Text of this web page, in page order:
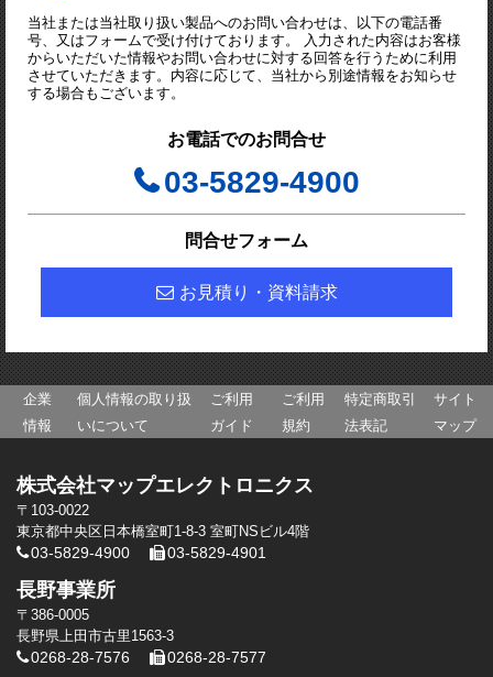
当社または当社取り扱い製品へのお問い合わせは、以下の電話番
号、又はフォームで受け付けております。 入力された内容はお客様
からいただいた情報やお問い合わせに対する回答を行うために利用
させていただきます。内容に応じて、当社から別途情報をお知らせ
する場合もございます。
お電話でのお問合せ
03-5829-4900
問合せフォーム
お見積り・資料請求
企業
情報
個人情報の取り扱
いについて
ご利用
ガイド
ご利用
規約
特定商取引
法表記
サイト
マップ
株式会社マップエレクトロニクス
〒103-0022
東京都中央区日本橋室町1-8-3 室町NSビル4階
03-5829-4900 03-5829-4901
長野事業所
〒386-0005
長野県上田市古里1563-3
0268-28-7576 0268-28-7577